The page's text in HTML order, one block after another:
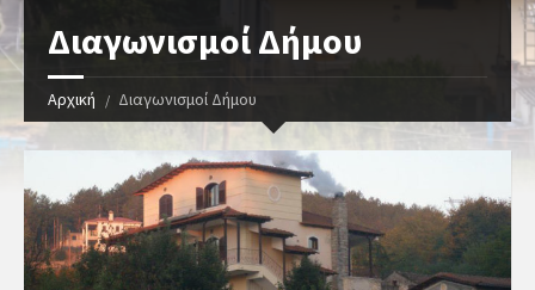
Διαγωνισμοί Δήμου
Αρχική Διαγωνισμοί Δήμου